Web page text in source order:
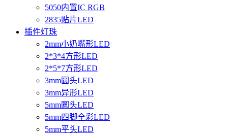
5050内置IC RGB
2835贴片LED
插件灯珠
2mm小奶嘴形LED
2*3*4方形LED
2*5*7方形LED
3mm圆头LED
3mm异形LED
5mm圆头LED
5mm四脚全彩LED
5mm平头LED